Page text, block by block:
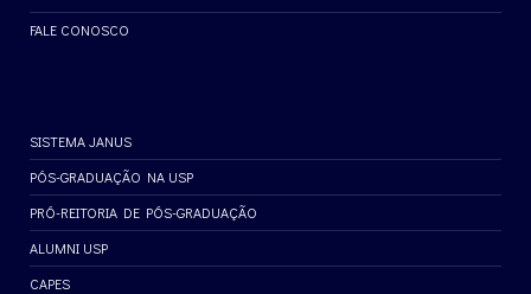
FALE CONOSCO
SISTEMA JANUS
PÓS-GRADUAÇÃO NA USP
PRÓ-REITORIA DE PÓS-GRADUAÇÃO
ALUMNI USP
CAPES